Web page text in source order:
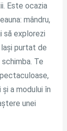
Este ocazia
mândru,
să explorezi
purtat de
Te
a modului în
unei